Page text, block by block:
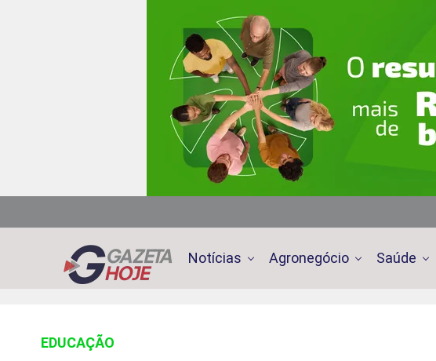
Notícias Agronegócio Saúde
EDUCAÇÃO